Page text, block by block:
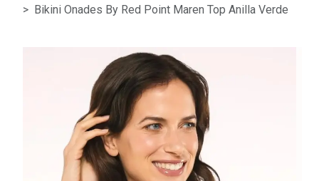
Bikini Onades By Red Point Maren Top Anilla Verde